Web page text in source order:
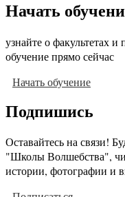
Начать
узнайте о факультетах
обучение прямо сейчас
Начать обучение
Подпишись
Оставайтесь на связи!
"Школы Волшебства",
истории, фотографии и